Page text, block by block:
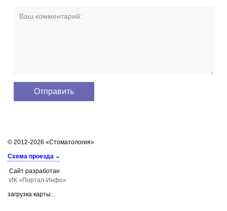
© 2012-2026 «Стоматология»
Схема проезда
Сайт разработан
ИК «Портал-Инфо»
загрузка карты...